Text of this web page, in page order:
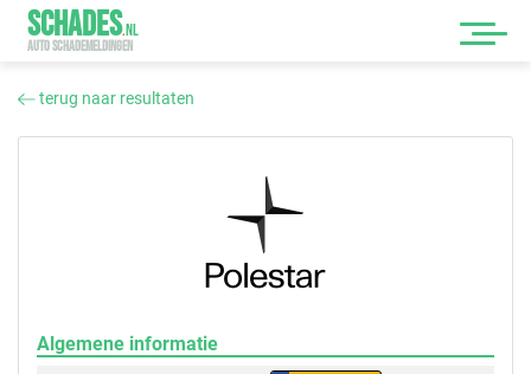
SCHADES.NL
AUTO SCHADEMELDINGEN
terug naar resultaten
Algemene informatie